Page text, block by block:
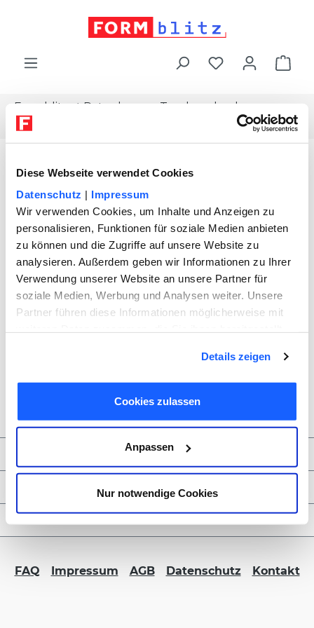
Diese Webseite verwendet Cookies
Datenschutz | Impressum
Wir verwenden Cookies, um Inhalte und Anzeigen zu
personalisieren, Funktionen für soziale Medien anbieten
zu können und die Zugriffe auf unsere Website zu
analysieren. Außerdem geben wir Informationen zu Ihrer
Verwendung unserer Website an unsere Partner für
soziale Medien, Werbung und Analysen weiter. Unsere
Partner führen diese Informationen möglicherweise mit
gesammelt haben. Sie geben Einwilligung zu unseren
Cookies, wenn Sie unsere Webseite weiterhin nutzen.
Details zeigen
Cookies zulassen
Anpassen
Nur notwendige Cookies
Formblitz Ratgeber
Topdownload
Geheimhaltungsvereinbarung-mitarbeiter
Zahlungsmöglichkeiten
Service & Kontakt
FORMBLITZ B2B
FAQ Impressum AGB Datenschutz Kontakt